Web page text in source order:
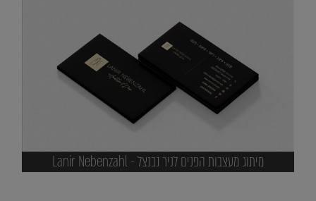
מיתוג מעצבות הפנים לניר נבנצל - Lanir Nebenzahl